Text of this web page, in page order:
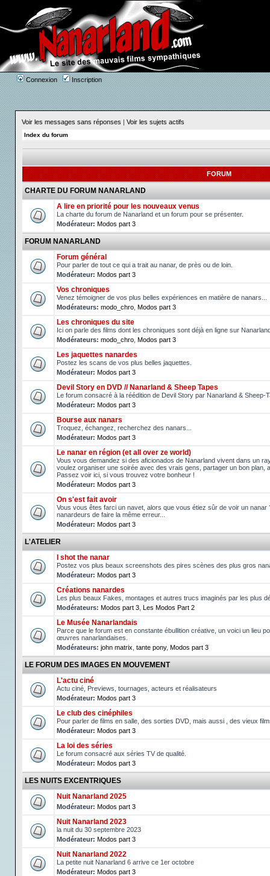
Connexion Inscription
Voir les messages sans réponses | Voir les sujets actifs
Index du forum
FORUM
CHARTE DU FORUM NANARLAND
A lire en priorité pour les nouveaux venus
La charte du forum de Nanarland et un forum pour se présenter.
Modérateur: Modos part 3
FORUM NANARLAND
Forum général
Pour parler de tout ce qui a trait au nanar, de près ou de loin.
Modérateur: Modos part 3
Vos chroniques
Venez témoigner de vos plus belles expériences en matière de nanars...
Modérateurs: modo_chro Modos part 3
Les chroniques du site
Ici on parle des films dont les chroniques sont déjà en ligne sur
Modérateurs: modo_chro Modos part 3
Les jaquettes nanardes
Postez les scans de vos plus belles jaquettes.
Modérateur: Modos part 3
Devil Story en DVD // Nanarland & Sheep Tapes
Le forum consacré à la réédition de Devil Story par Nanarland & Sheep-
Modérateur: Modos part 3
Bourse aux nanars
Troquez, échangez, recherchez des nanars...
Modérateur: Modos part 3
Le nanar en région (et all over ze world)
Vous vous demandez si des aficionados de Nanarland vivent dans un
voulez organiser une soirée avec des vrais gens, partager un bon plan,
Passez voir ici, si vous trouvez votre bonheur !
Modérateur: Modos part 3
On s'est fait avoir
Vous vous êtes farci un navet, alors que vous étiez sûr de voir un
nanardeurs de faire la même erreur...
Modérateur: Modos part 3
L'ATELIER
I shot the nanar
Postez vos plus beaux screenshots des pires scènes des plus gros
Modérateur: Modos part 3
Créations nanardes
Les plus beaux Fakes, montages et autres trucs imaginés par les plus
Modérateurs: Modos part 3 Les Modos Part 2
Le Musée Nanarlandais
Parce que le forum est en constante ébullition créative, un voici un lieu
œuvres nanarlandaises.
Modérateurs: john matrix tante pony, Modos part 3
LE FORUM DES IMAGES EN MOUVEMENT
L'actu ciné
Actu ciné, Previews, tournages, acteurs et réalisateurs
Modérateur: Modos part 3
Le club des cinéphiles
Pour parler de films en salle, des sorties DVD, mais aussi , des vieux
Modérateur: Modos part 3
La loi des séries
Le forum consacré aux séries TV de qualité.
Modérateur: Modos part 3
LES NUITS EXCENTRIQUES
Nuit Nanarland 2025
Modérateur: Modos part 3
Nuit Nanarland 2023
la nuit du 30 septembre 2023
Modérateur: Modos part 3
Nuit Nanarland 2022
La petite nuit Nanarland 6 arrive ce 1er octobre
Modérateur: Modos part 3